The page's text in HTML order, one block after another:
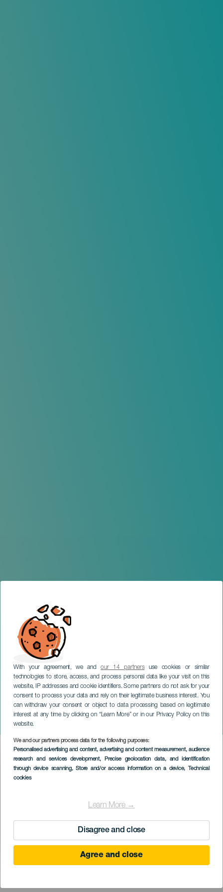
With your agreement, we andour 14 partnersuse cookies or similar
technologies to store, access, and process personal data like your visit on this
website, IP addresses and cookie identifiers. Some partners do not ask for your
consent to process your data and rely on their legitimate business interest. You
can withdraw your consent or object to data processing based on legitimate
interest at any time by clicking on “Learn More” or in our Privacy Policy on this
website.
We and our partners process data for the following purposes:
Personalised advertising and content, advertising and content measurement, audience
research and services development, Precise geolocation data, and identification
through device scanning, Store and/or access information on a device, Technical
cookies
Learn More →
Disagree and close
Agree and close
ETM Canyoning Fest
ГРАН-КАНАРИЯ
Imagen
Listado